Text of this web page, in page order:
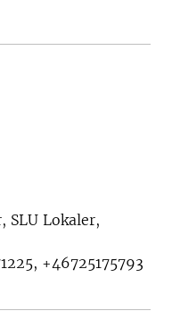
SLU Lokaler,
+46725175793